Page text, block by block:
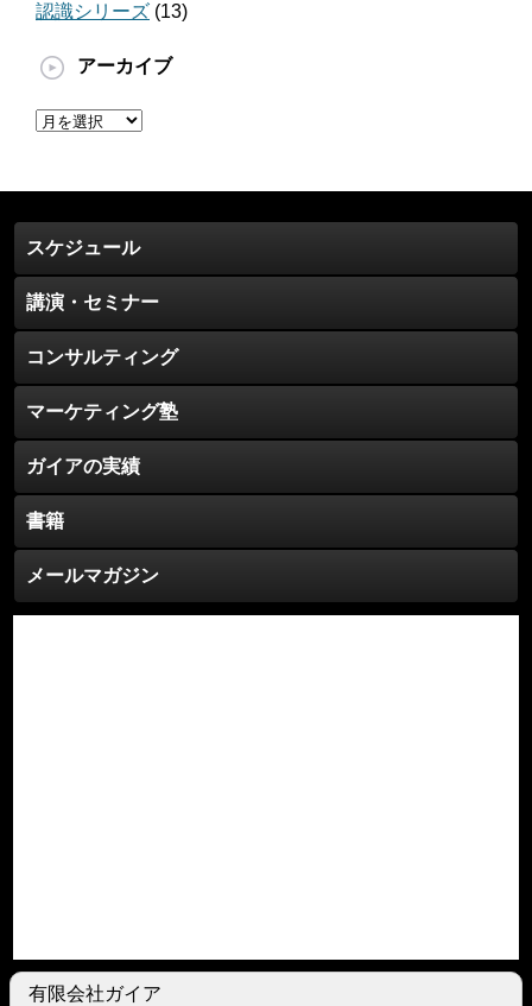
認識シリーズ (13)
アーカイブ
ア
イ
ブ
スケジュール
講演・セミナー
コンサルティング
マーケティング塾
ガイアの実績
書籍
メールマガジン
有限会社ガイア